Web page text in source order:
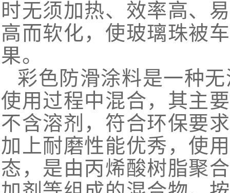
时无须加热、效率高、
高而软化，使玻璃珠被
果。
彩色防滑涂料是一种
使用过程中混合，其主
不含溶剂，符合环保要
加上耐磨性能优秀，使
态，是由丙烯酸树脂聚